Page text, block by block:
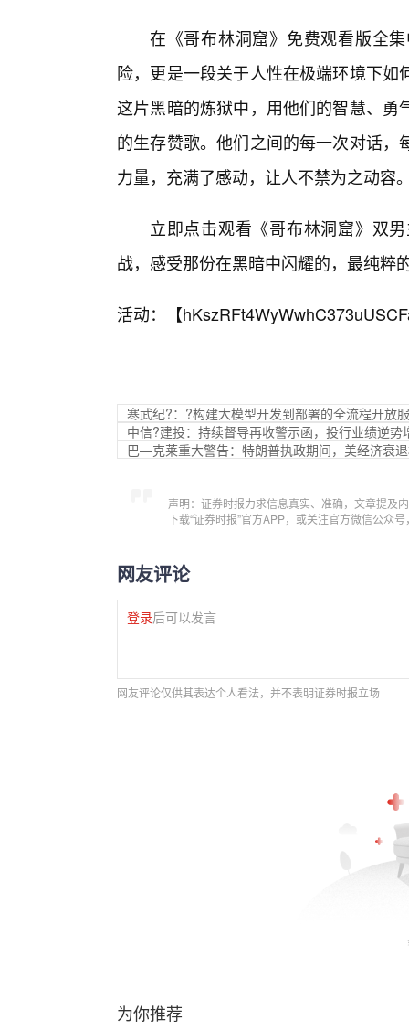
在《哥布林洞窟》免费观看版全
险，更是一段关于人性在极端环境下
这片黑暗的炼狱中，用他们的智慧、
的生存赞歌。他们之间的每一次对话
力量，充满了感动，让人不禁为之动容
立即点击观看《哥布林洞窟》双
战，感受那份在黑暗中闪耀的，最纯粹
活动：【
寒武纪?：?构建大模型开发到部署的全流程开放
中信?建投：持续督导再收警示函，投行业绩逆势
巴—克莱重大警告：特朗普执政期间，美经济衰退
声明：证券时报力求信息真实、准确，文章提及
下载“证券时报”官方APP，或关注官方微信公众
网友评论
登录后可以发言
网友评论仅供其表达个人看法，并不表明证券时报立场
为你推荐